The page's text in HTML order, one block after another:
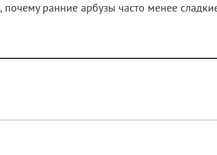
, почему ранние арбузы часто менее